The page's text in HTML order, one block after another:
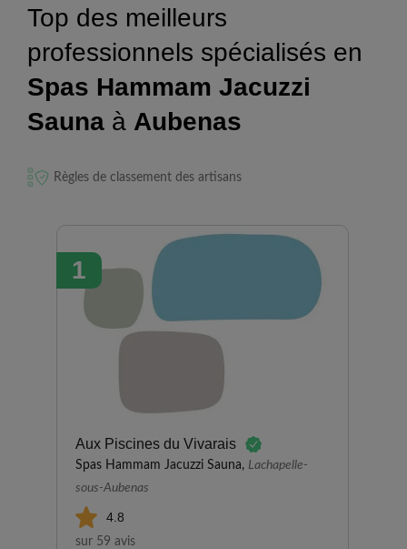
Top des meilleurs
professionnels spécialisés en
Spas Hammam Jacuzzi
Sauna à Aubenas
Règles de classement des artisans
1
Aux Piscines du Vivarais
Spas Hammam Jacuzzi Sauna, Lachapelle-
sous-Aubenas
4.8
sur 59 avis